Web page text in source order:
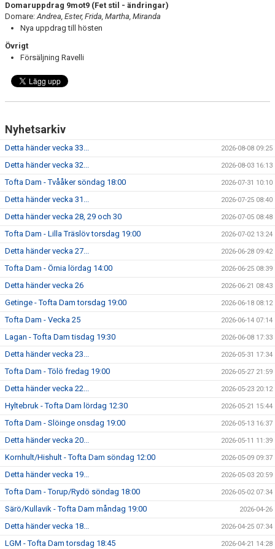
Domaruppdrag 9mot9 (Fet stil - ändringar)
Domare:Andrea, Ester, Frida, Martha, Miranda
Nya uppdrag till hösten
Övrigt
Försäljning Ravelli
Nyhetsarkiv
Detta händer vecka 33... 2026-08-08 09:25
Detta händer vecka 32... 2026-08-03 16:13
Tofta Dam - Tvååker söndag 18:00 2026-07-31 10:10
Detta händer vecka 31... 2026-07-25 08:40
Detta händer vecka 28, 29 och 30 2026-07-05 08:48
Tofta Dam - Lilla Träslöv torsdag 19:00 2026-07-02 13:24
Detta händer vecka 27... 2026-06-28 09:42
Tofta Dam - Örnia lördag 14:00 2026-06-25 08:39
Detta händer vecka 26 2026-06-21 08:43
Getinge - Tofta Dam torsdag 19:00 2026-06-18 08:12
Tofta Dam - Vecka 25 2026-06-14 07:14
Lagan - Tofta Dam tisdag 19:30 2026-06-08 17:33
Detta händer vecka 23... 2026-05-31 17:34
Tofta Dam - Tölö fredag 19:00 2026-05-27 21:59
Detta händer vecka 22... 2026-05-23 20:12
Hyltebruk - Tofta Dam lördag 12:30 2026-05-21 15:44
Tofta Dam - Slöinge onsdag 19:00 2026-05-13 16:37
Detta händer vecka 20... 2026-05-11 11:39
Kornhult/Hishult - Tofta Dam söndag 12:00 2026-05-09 09:37
Detta händer vecka 19... 2026-05-03 20:59
Tofta Dam - Torup/Rydö söndag 18:00 2026-05-02 07:34
Särö/Kullavik - Tofta Dam måndag 19:00 2026-04-26
Detta händer vecka 18... 2026-04-25 07:34
LGM - Tofta Dam torsdag 18:45 2026-04-21 14:28